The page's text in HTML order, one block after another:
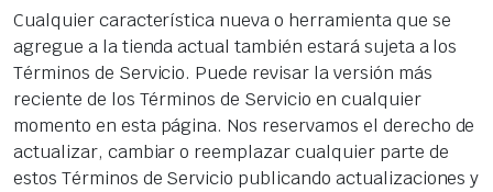
Cualquier característica nueva o herramienta que se
agregue a la tienda actual también estará sujeta a los
Términos de Servicio. Puede revisar la versión más
reciente de los Términos de Servicio en cualquier
momento en esta página. Nos reservamos el derecho de
actualizar, cambiar o reemplazar cualquier parte de
estos Términos de Servicio publicando actualizaciones y